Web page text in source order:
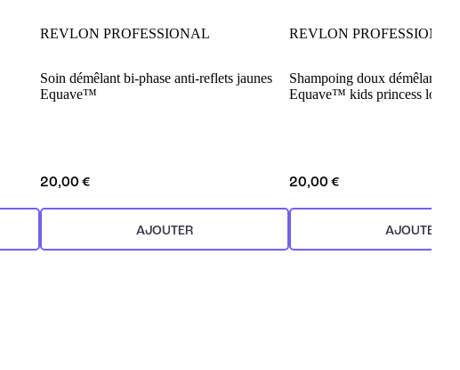
REVLON PROFESSIONAL
Soin démêlant bi-phase anti-reflets jaunes
Equave™
20,00 €
AJOUTER
REVLON PROFESSIONAL
Shampoing doux démêlant
Equave™ kids princess
20,00 €
AJOUTER